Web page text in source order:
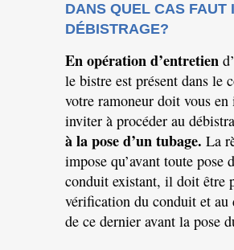
DANS QUEL CAS FAUT
DÉBISTRAGE?
En opération d’entretien
le bistre est présent dans le
votre ramoneur doit vous
inviter à procéder au
à la pose d’un tubage. La
impose qu’avant toute pose
conduit existant, il doit être
vérification du conduit et au
de ce dernier avant la pose